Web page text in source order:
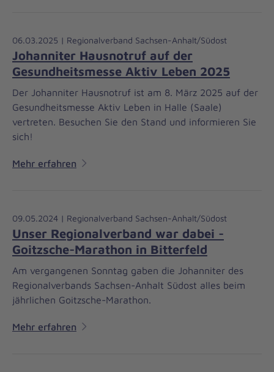
06.03.2025 | Regionalverband Sachsen-Anhalt/Südost
Johanniter Hausnotruf auf der
Gesundheitsmesse Aktiv Leben 2025
Der Johanniter Hausnotruf ist am 8. März 2025 auf der
Gesundheitsmesse Aktiv Leben in Halle (Saale)
vertreten. Besuchen Sie den Stand und informieren Sie
sich!
Mehr erfahren
09.05.2024 | Regionalverband Sachsen-Anhalt/Südost
Unser Regionalverband war dabei -
Goitzsche-Marathon in Bitterfeld
Am vergangenen Sonntag gaben die Johanniter des
Regionalverbands Sachsen-Anhalt Südost alles beim
jährlichen Goitzsche-Marathon.
Mehr erfahren